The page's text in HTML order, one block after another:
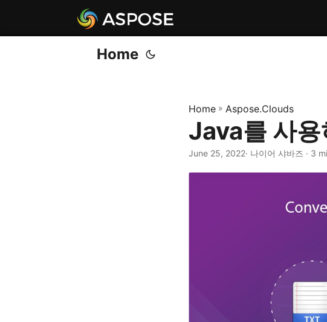
Home
Home » Aspose.Clouds
Java를 사
June 25, 2022· 나이어 샤바즈 · 3